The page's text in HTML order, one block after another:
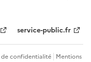
service-public.fr
de confidentialité Mentions